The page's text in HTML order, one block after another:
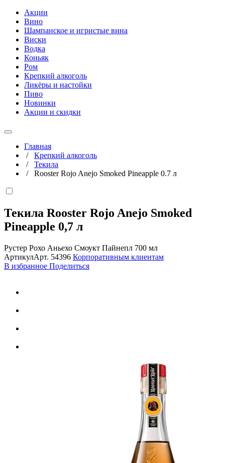
Акции
Вино
Шампанское и игристые вина
Виски
Водка
Коньяк
Ром
Крепкий алкоголь
Ликёры и настойки
Пиво
Новинки
Акции и скидки
Главная
/ Крепкий алкоголь
/ Текила
/ Rooster Rojo Anejo Smoked Pineapple 0.7 л
Текила Rooster Rojo Anejo Smoked
Pineapple 0,7 л
Рустер Рохо Аньехо Смоукт Пайнепл 700 мл
АртикулАрт. 54396 Корпоративным клиентам
В избранное Поделиться